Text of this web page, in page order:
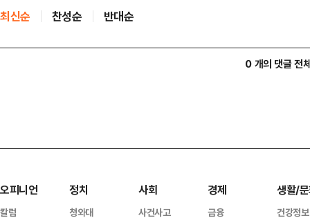
최신순 찬성순 반대순
0 개의 댓글 전
오피니언
칼럼
정치
청와대
사회
사건사고
경제
금융
생활/
건강정보